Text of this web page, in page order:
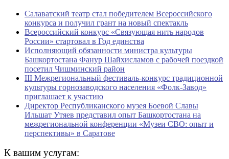
Салаватский театр стал победителем Всероссийского
конкурса и получил грант на новый спектакль
Всероссийский конкурс «Связующая нить народов
России» стартовал в Год единства
Исполняющий обязанности министра культуры
Башкортостана Фанур Шайхисламов с рабочей поездкой
посетил Чишминский район
III Межрегиональный фестиваль-конкурс традиционной
культуры горнозаводского населения «Фолк-Завод»
приглашает к участию
Директор Республиканского музея Боевой Славы
Ильшат Утяев представил опыт Башкортостана на
межрегиональной конференции «Музеи СВО: опыт и
перспективы» в Саратове
К вашим услугам: